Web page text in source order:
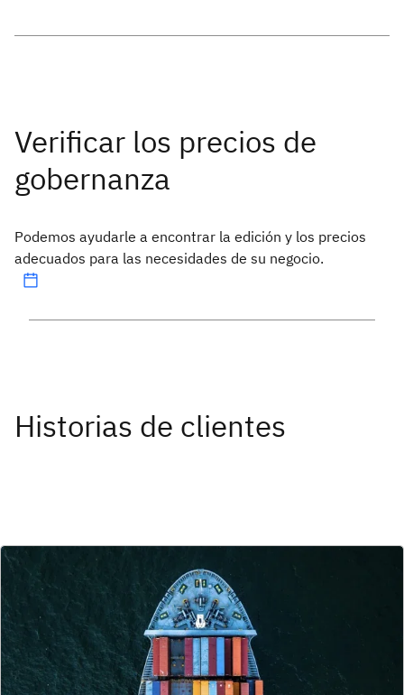
Podemos ayudarle a encontrar la edición y los precios
adecuados para las necesidades de su negocio.
Historias de clientes